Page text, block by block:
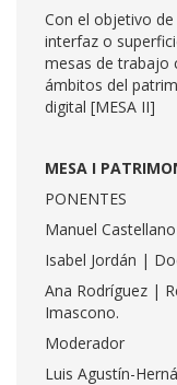
Con el objetivo
interfaz o
mesas de trabajo
ámbitos del
digital [MESA II]
MESA I
PONENTES
Manuel
Isabel Jordán |
Ana Rodríguez |
Imascono.
Moderador
Luis Agustín-